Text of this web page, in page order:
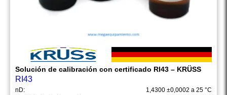
Solución de calibración con certificado RI43 – KRÜSS
RI43
nD:
1,4300 ±0,0002 a 25 °C